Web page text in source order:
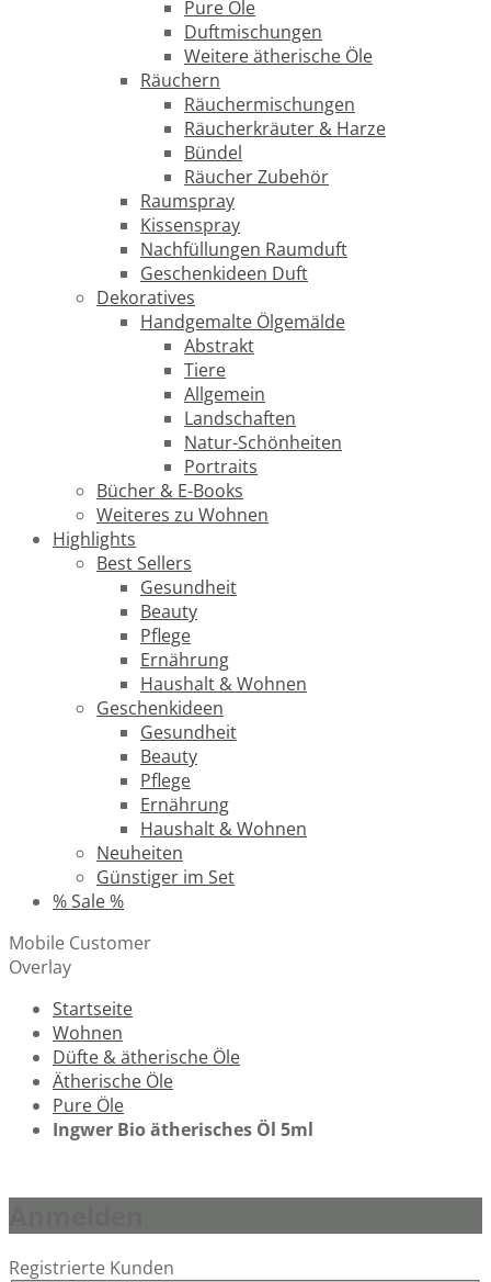
Pure Öle
Duftmischungen
Weitere ätherische Öle
Räuchern
Räuchermischungen
Räucherkräuter & Harze
Bündel
Räucher Zubehör
Raumspray
Kissenspray
Nachfüllungen Raumduft
Geschenkideen Duft
Dekoratives
Handgemalte Ölgemälde
Abstrakt
Tiere
Allgemein
Landschaften
Natur-Schönheiten
Portraits
Bücher & E-Books
Weiteres zu Wohnen
Highlights
Best Sellers
Gesundheit
Beauty
Pflege
Ernährung
Haushalt & Wohnen
Geschenkideen
Gesundheit
Beauty
Pflege
Ernährung
Haushalt & Wohnen
Neuheiten
Günstiger im Set
% Sale %
Mobile Customer
Overlay
Startseite
Wohnen
Düfte & ätherische Öle
Ätherische Öle
Pure Öle
Ingwer Bio ätherisches Öl 5ml
Registrierte Kunden